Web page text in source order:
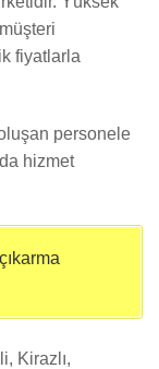
fiyatlarla
personele
hizmet
Kirazlı,